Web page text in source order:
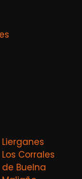
Lierganes
Los Corrales
de Buelna